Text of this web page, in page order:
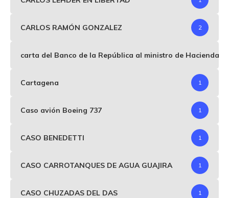
CARLOS RAMÓN GONZALEZ 2
carta del Banco de la República al ministro de Hacienda
Cartagena 1
Caso avión Boeing 737 1
CASO BENEDETTI 1
CASO CARROTANQUES DE AGUA GUAJIRA 1
CASO CHUZADAS DEL DAS 1